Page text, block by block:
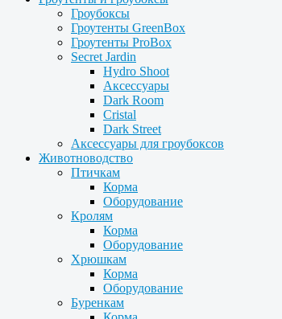
Гроубоксы
Гроутенты GreenBox
Гроутенты ProBox
Secret Jardin
Hydro Shoot
Аксессуары
Dark Room
Cristal
Dark Street
Аксессуары для гроубоксов
Животноводство
Птичкам
Корма
Оборудование
Кролям
Корма
Оборудование
Хрюшкам
Корма
Оборудование
Буренкам